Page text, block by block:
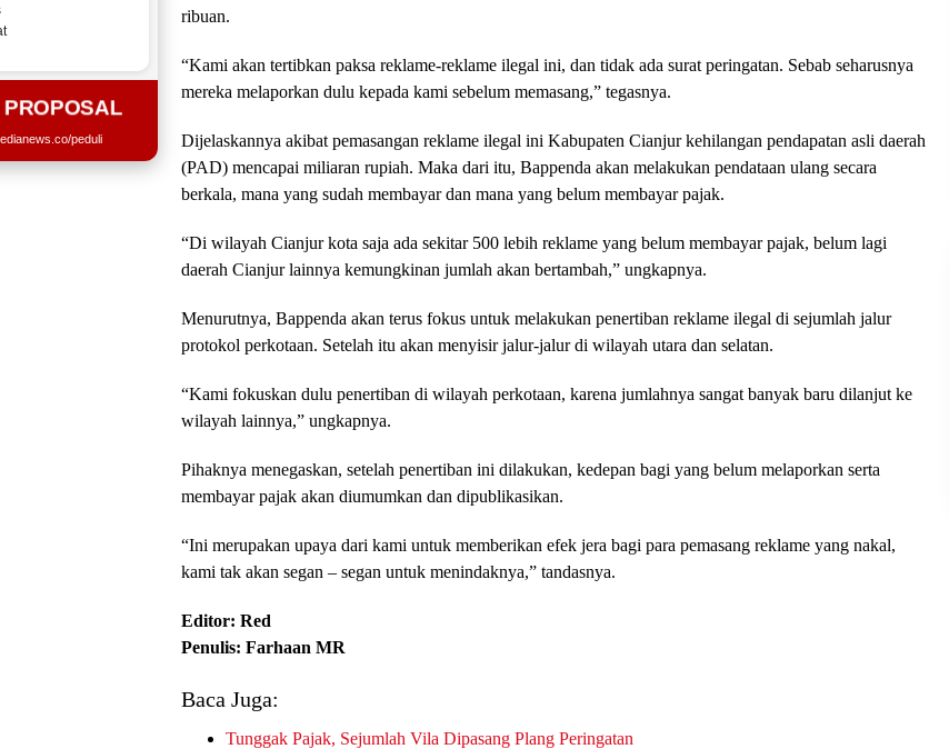
PROPOSAL
peduli
ribuan.
“Kami akan tertibkan paksa reklame-reklame ilegal ini, dan tidak ada surat peringatan. Sebab seharusnya
mereka melaporkan dulu kepada kami sebelum memasang,” tegasnya.
Dijelaskannya akibat pemasangan reklame ilegal ini Kabupaten Cianjur kehilangan pendapatan asli daerah
(PAD) mencapai miliaran rupiah. Maka dari itu, Bappenda akan melakukan pendataan ulang secara
berkala, mana yang sudah membayar dan mana yang belum membayar pajak.
“Di wilayah Cianjur kota saja ada sekitar 500 lebih reklame yang belum membayar pajak, belum lagi
daerah Cianjur lainnya kemungkinan jumlah akan bertambah,” ungkapnya.
Menurutnya, Bappenda akan terus fokus untuk melakukan penertiban reklame ilegal di sejumlah jalur
protokol perkotaan. Setelah itu akan menyisir jalur-jalur di wilayah utara dan selatan.
“Kami fokuskan dulu penertiban di wilayah perkotaan, karena jumlahnya sangat banyak baru dilanjut ke
wilayah lainnya,” ungkapnya.
Pihaknya menegaskan, setelah penertiban ini dilakukan, kedepan bagi yang belum melaporkan serta
membayar pajak akan diumumkan dan dipublikasikan.
“Ini merupakan upaya dari kami untuk memberikan efek jera bagi para pemasang reklame yang nakal,
kami tak akan segan – segan untuk menindaknya,” tandasnya.
Editor: Red
Penulis: Farhaan MR
Baca Juga:
Tunggak Pajak, Sejumlah Vila Dipasang Plang Peringatan